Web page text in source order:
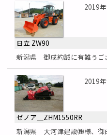
2019
日立 ZW90
新潟県 御成約誠に有難うご
2019
ゼノア＿ZHM1550RR
新潟県 大河津建設㈱様、御